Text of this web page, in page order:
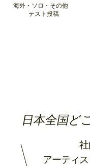
海外・ソロ・その他
テスト投稿
日本全国ど
アーティ